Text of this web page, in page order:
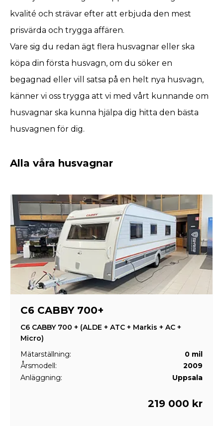
kvalité och strävar efter att erbjuda den mest
prisvärda och trygga affären.
Vare sig du redan ägt flera husvagnar eller ska
köpa din första husvagn, om du söker en
begagnad eller vill satsa på en helt nya husvagn,
känner vi oss trygga att vi med vårt kunnande om
husvagnar ska kunna hjälpa dig hitta den bästa
husvagnen för dig.
Alla våra husvagnar
C6 CABBY 700+
C6 CABBY 700 + (ALDE + ATC + Markis + AC +
Micro)
Mätarställning:
0 mil
Årsmodell:
2009
Anläggning:
Uppsala
219 000 kr